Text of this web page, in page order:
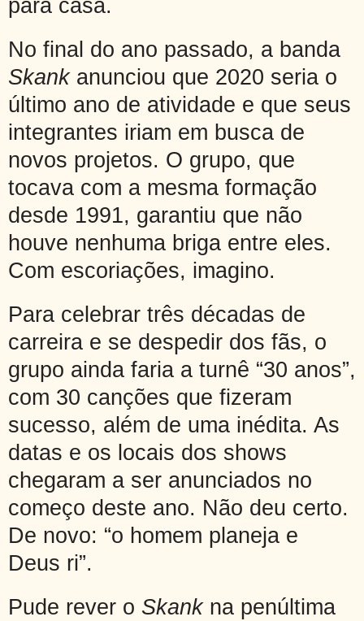
para casa.
No final do ano passado, a banda
Skankanunciou que 2020 seria o
último ano de atividade e que seus
integrantes iriam em busca de
novos projetos. O grupo, que
tocava com a mesma formação
desde 1991, garantiu que não
houve nenhuma briga entre eles.
Com escoriações, imagino.
Para celebrar três décadas de
carreira e se despedir dos fãs, o
grupo ainda faria a turnê “30 anos”,
com 30 canções que fizeram
sucesso, além de uma inédita. As
datas e os locais dos shows
chegaram a ser anunciados no
começo deste ano. Não deu certo.
De novo: “o homem planeja e
Deus ri”.
Pude rever o Skankna penúltima